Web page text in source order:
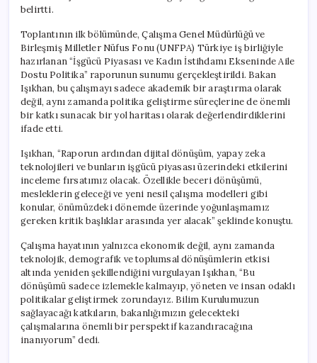
belirtti.
Toplantının ilk bölümünde, Çalışma Genel Müdürlüğü ve
Birleşmiş Milletler Nüfus Fonu (UNFPA) Türkiye iş birliğiyle
hazırlanan “İşgücü Piyasası ve Kadın İstihdamı Ekseninde Aile
Dostu Politika” raporunun sunumu gerçekleştirildi. Bakan
Işıkhan, bu çalışmayı sadece akademik bir araştırma olarak
değil, aynı zamanda politika geliştirme süreçlerine de önemli
bir katkı sunacak bir yol haritası olarak değerlendirdiklerini
ifade etti.
Işıkhan, “Raporun ardından dijital dönüşüm, yapay zeka
teknolojileri ve bunların işgücü piyasası üzerindeki etkilerini
inceleme fırsatımız olacak. Özellikle beceri dönüşümü,
mesleklerin geleceği ve yeni nesil çalışma modelleri gibi
konular, önümüzdeki dönemde üzerinde yoğunlaşmamız
gereken kritik başlıklar arasında yer alacak” şeklinde konuştu.
Çalışma hayatının yalnızca ekonomik değil, aynı zamanda
teknolojik, demografik ve toplumsal dönüşümlerin etkisi
altında yeniden şekillendiğini vurgulayan Işıkhan, “Bu
dönüşümü sadece izlemekle kalmayıp, yöneten ve insan odaklı
politikalar geliştirmek zorundayız. Bilim Kurulumuzun
sağlayacağı katkıların, bakanlığımızın gelecekteki
çalışmalarına önemli bir perspektif kazandıracağına
inanıyorum” dedi.